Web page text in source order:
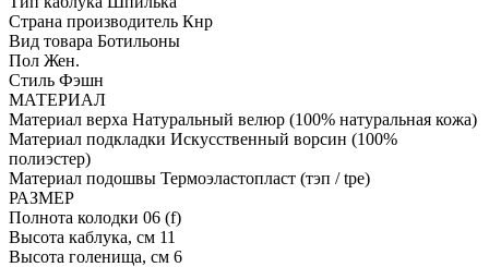
Страна производитель Кнр
Вид товара Ботильоны
Пол Жен.
Стиль Фэшн
МАТЕРИАЛ
Материал верха Натуральный велюр (100% натуральная кожа)
Материал подкладки Искусственный ворсин (100%
полиэстер)
Материал подошвы Термоэластопласт (тэп / tpe)
РАЗМЕР
Полнота колодки 06 (f)
Высота каблука, см 11
Высота голенища, см 6